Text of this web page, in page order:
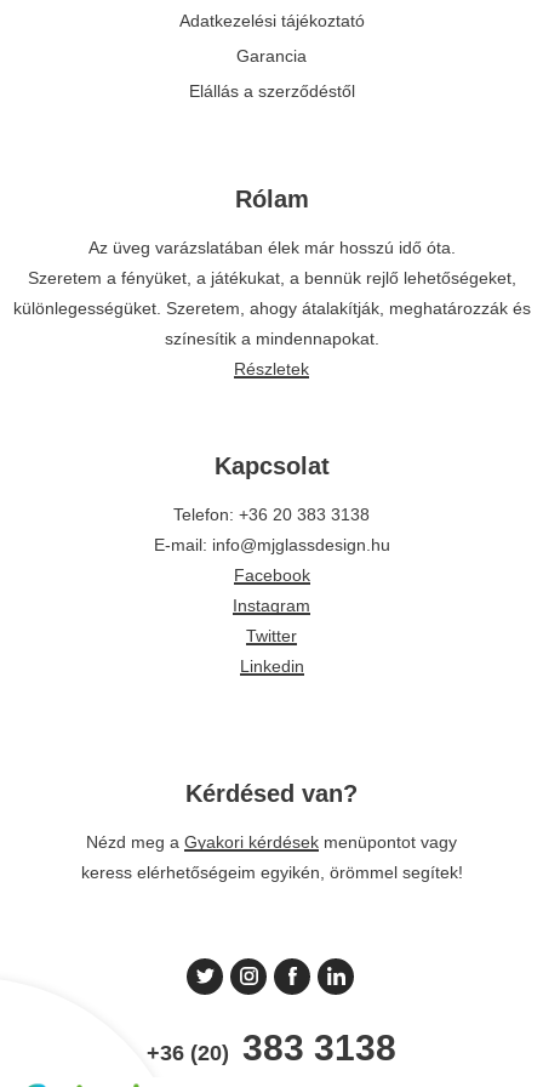
Adatkezelési tájékoztató
Garancia
Elállás a szerződéstől
Rólam
Az üveg varázslatában élek már hosszú idő óta.
Szeretem a fényüket, a játékukat, a bennük rejlő lehetőségeket,
különlegességüket. Szeretem, ahogy átalakítják, meghatározzák és
színesítik a mindennapokat.
Részletek
Kapcsolat
Telefon: +36 20 383 3138
E-mail: info@mjglassdesign.hu
Facebook
Instagram
Twitter
Linkedin
Kérdésed van?
Nézd meg a Gyakori kérdések menüpontot vagy
keress elérhetőségeim egyikén, örömmel segítek!
+36 (20) 383 3138